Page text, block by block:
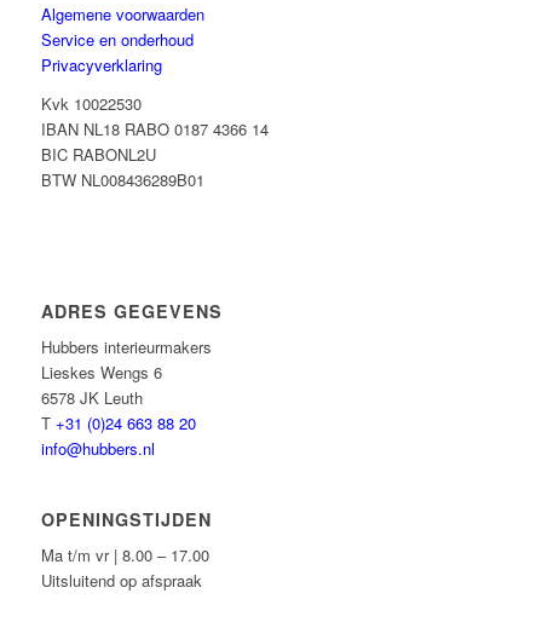
Algemene voorwaarden
Service en onderhoud
Privacyverklaring
Kvk 10022530
IBAN NL18 RABO 0187 4366 14
BIC RABONL2U
BTW NL008436289B01
ADRES GEGEVENS
Hubbers interieurmakers
Lieskes Wengs 6
6578 JK Leuth
T +31 (0)24 663 88 20
info@hubbers.nl
OPENINGSTIJDEN
Ma t/m vr | 8.00 – 17.00
Uitsluitend op afspraak